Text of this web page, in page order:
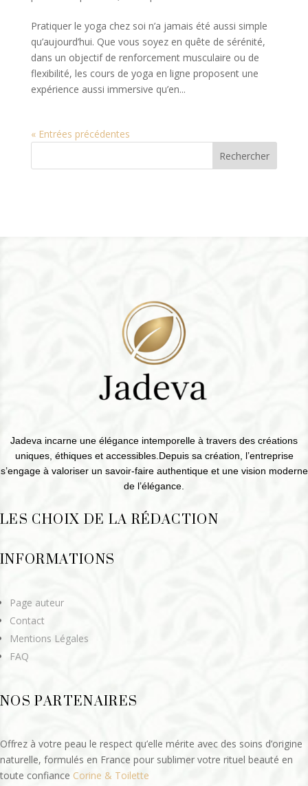
Pratiquer le yoga chez soi n’a jamais été aussi simple
qu’aujourd’hui. Que vous soyez en quête de sérénité,
dans un objectif de renforcement musculaire ou de
flexibilité, les cours de yoga en ligne proposent une
expérience aussi immersive qu’en...
« Entrées précédentes
Jadeva incarne une élégance intemporelle à travers des créations
uniques, éthiques et accessibles.Depuis sa création, l’entreprise
s’engage à valoriser un savoir-faire authentique et une vision moderne
de l’élégance.
LES CHOIX DE LA RÉDACTION
INFORMATIONS
Page auteur
Contact
Mentions Légales
FAQ
NOS PARTENAIRES
Offrez à votre peau le respect qu’elle mérite avec des soins d’origine
naturelle, formulés en France pour sublimer votre rituel beauté en
toute confiance Corine & Toilette